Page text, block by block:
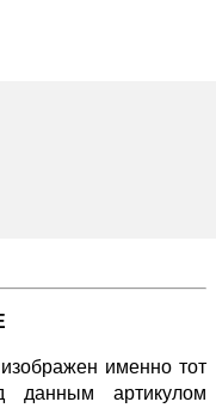
именно тот
данным артикулом